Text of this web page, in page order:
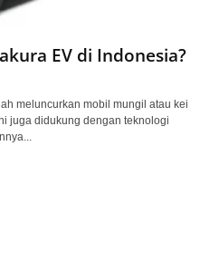
EV di Indonesia?
meluncurkan mobil mungil atau kei
juga didukung dengan teknologi